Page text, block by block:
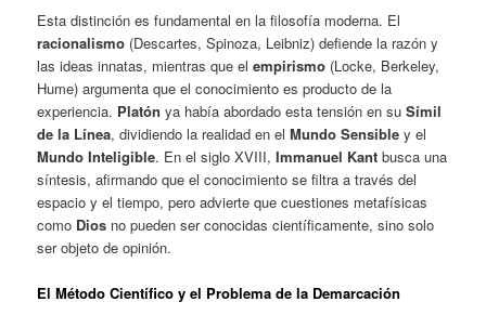
Esta distinción es fundamental en la filosofía moderna. El
racionalismo (Descartes, Spinoza, Leibniz) defiende la razón y
las ideas innatas, mientras que elempirismo (Locke, Berkeley,
Hume) argumenta que el conocimiento es producto de la
experiencia. Platón ya había abordado esta tensión en suSímil
de la Línea, dividiendo la realidad en elMundo Sensible y el
Mundo Inteligible. En el siglo XVIII,Immanuel Kant busca una
síntesis, afirmando que el conocimiento se filtra a través del
espacio y el tiempo, pero advierte que cuestiones metafísicas
como Dios no pueden ser conocidas científicamente, sino solo
ser objeto de opinión.
El Método Científico y el Problema de la Demarcación